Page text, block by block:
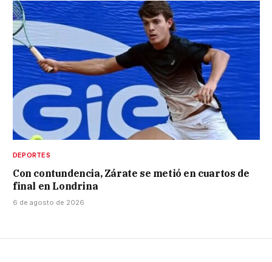
DEPORTES
Con contundencia, Zárate se metió en cuartos de
final en Londrina
6 de agosto de 2026